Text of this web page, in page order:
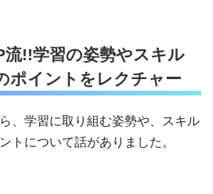
流!!学習の姿勢やスキル
ポイントをレクチャー
、学習に取り組む姿勢や、スキル
トについて話がありました。